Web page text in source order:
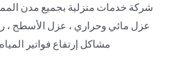
شركة خدمات منزلية بجميع مدن
عزل مائي وحراري ، عزل الأسطح
مشاكل إرتفاع فواتير